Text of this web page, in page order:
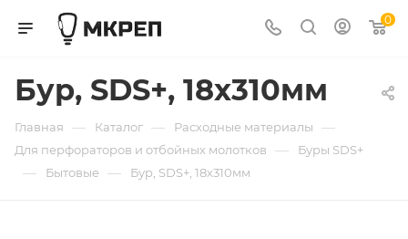
0
Бур, SDS+, 18х310мм
Главная — Каталог — Расходные материалы —
Для перфораторов и отбойных молотков — Буры SDS+
— Бытовые — Бур, SDS+, 18х310мм